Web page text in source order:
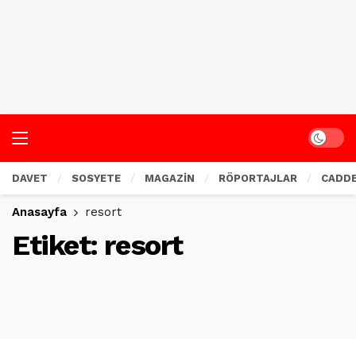
Dark
DAVET SOSYETE MAGAZİN RÖPORTAJLAR
Anasayfa resort
Etiket: resort